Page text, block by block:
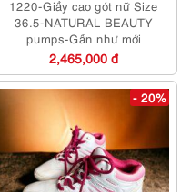
1220-Giầy cao gót nữ Size
36.5-NATURAL BEAUTY
pumps-Gần như mới
2,465,000 đ
- 20%